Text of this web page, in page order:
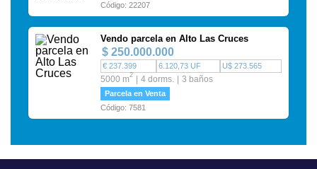
Código: 22207
Vendo parcela en Alto Las Cruces
$ 250.000.000
€ 237.399 6.120,73 UF U$ 273.565
5000 m2 4 dorms. 3 baños
Parcela en Venta
Código: 7581